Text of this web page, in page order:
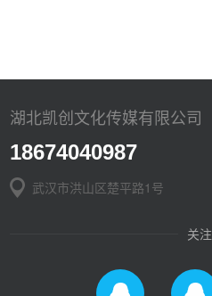
湖北凯创文化传媒有限公司
18674040987
武汉市洪山区楚平路1号
关注